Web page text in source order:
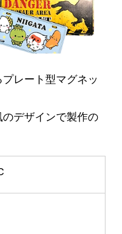
レート型マグネッ
デザインで製作の